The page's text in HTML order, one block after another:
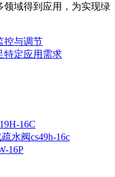
领域得到应用，为实现绿
控与调节
特定应用需求
16C
水阀cs49h-16c
16P